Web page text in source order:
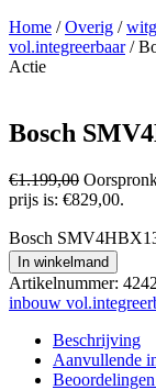
Home /Overig /
vol.integreerbaar/
Actie
Bosch
€1.199,00
prijs is: €829,00.
Bosch
In winkelmand
Artikelnummer:
inbouw
Beschrijving
Aanvullende